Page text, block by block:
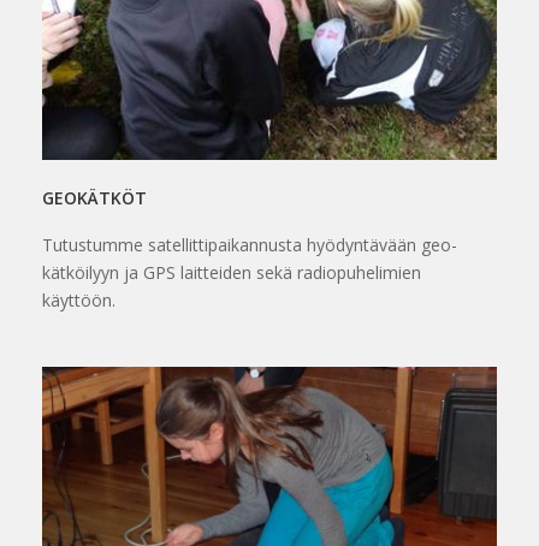
GEOKÄTKÖT
Tutustumme satellittipaikannusta hyödyntävään geo-
kätköilyyn ja GPS laitteiden sekä radiopuhelimien
käyttöön.